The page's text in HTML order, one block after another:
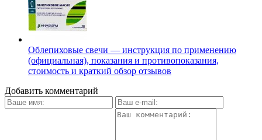
Облепиховые свечи — инструкция по применению
(официальная), показания и противопоказания,
стоимость и краткий обзор отзывов
Добавить комментарий